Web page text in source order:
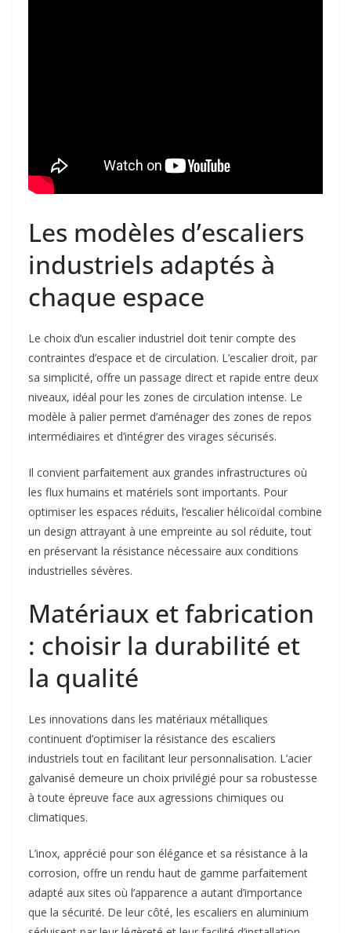
Les modèles d’escaliers
industriels adaptés à
chaque espace
Le choix d’un escalier industriel doit tenir compte des
contraintes d’espace et de circulation. L’escalier droit, par
sa simplicité, offre un passage direct et rapide entre deux
niveaux, idéal pour les zones de circulation intense. Le
modèle à palier permet d’aménager des zones de repos
intermédiaires et d’intégrer des virages sécurisés.
Il convient parfaitement aux grandes infrastructures où
les flux humains et matériels sont importants. Pour
optimiser les espaces réduits, l’escalier hélicoïdal combine
un design attrayant à une empreinte au sol réduite, tout
en préservant la résistance nécessaire aux conditions
industrielles sévères.
Matériaux et fabrication
: choisir la durabilité et
la qualité
Les innovations dans les matériaux métalliques
continuent d’optimiser la résistance des escaliers
industriels tout en facilitant leur personnalisation. L’acier
galvanisé demeure un choix privilégié pour sa robustesse
à toute épreuve face aux agressions chimiques ou
climatiques.
L’inox, apprécié pour son élégance et sa résistance à la
corrosion, offre un rendu haut de gamme parfaitement
adapté aux sites où l’apparence a autant d’importance
que la sécurité. De leur côté, les escaliers en aluminium